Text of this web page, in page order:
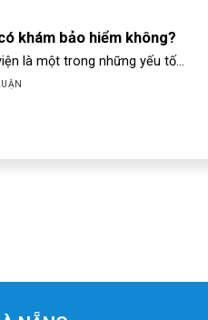
khám bảo hiểm không?
là một trong những yếu tố...